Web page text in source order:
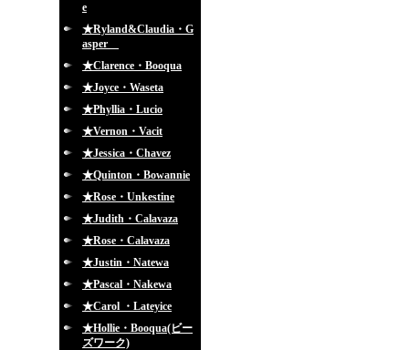
e
★Ryland&Claudia・G
asper
★Clarence・Booqua
★Joyce・Waseta
★Phyllia・Lucio
★Vernon・Vacit
★Jessica・Chavez
★Quinton・Bowannie
★Rose・Unkestine
★Judith・Calavaza
★Rose・Calavaza
★Justin・Natewa
★Pascal・Nakewa
★Carol ・Lateyice
★Hollie・Booqua(ビー
ズワーク)